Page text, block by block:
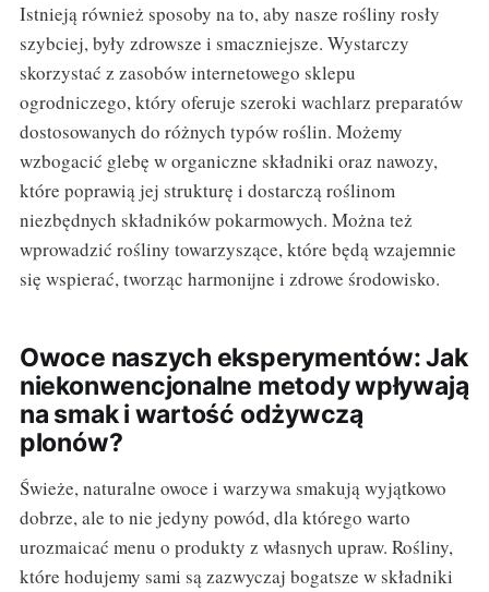
Istnieją również sposoby na to, aby nasze rośliny rosły
szybciej, były zdrowsze i smaczniejsze. Wystarczy
skorzystać z zasobów internetowego sklepu
ogrodniczego, który oferuje szeroki wachlarz preparatów
dostosowanych do różnych typów roślin. Możemy
wzbogacić glebę w organiczne składniki oraz nawozy,
które poprawią jej strukturę i dostarczą roślinom
niezbędnych składników pokarmowych. Można też
wprowadzić rośliny towarzyszące, które będą wzajemnie
się wspierać, tworząc harmonijne i zdrowe środowisko.
Owoce naszych eksperymentów: Jak
niekonwencjonalne metody wpływają
na smak i wartość odżywczą
plonów?
Świeże, naturalne owoce i warzywa smakują wyjątkowo
dobrze, ale to nie jedyny powód, dla którego warto
urozmaicać menu o produkty z własnych upraw. Rośliny,
które hodujemy sami są zazwyczaj bogatsze w składniki